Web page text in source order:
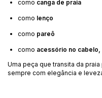
como canga de praia
como lenço
como pareô
como acessório no cabelo,
Uma peça que transita da
sempre com elegância e